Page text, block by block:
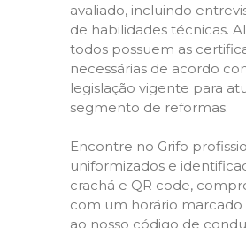
avaliado, incluindo
de habilidades técnicas.
todos possuem as
necessárias de acordo
legislação vigente para
segmento de reformas.
Encontre no Grifo
uniformizados e
crachá e QR code,
com um horário marcado
ao nosso código de